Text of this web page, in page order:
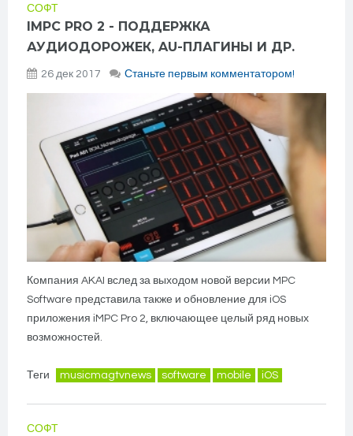
СОФТ
IMPC PRO 2 - ПОДДЕРЖКА
АУДИОДОРОЖЕК, AU-ПЛАГИНЫ И ДР.
26 дек 2017 Станьте первым комментатором!
Компания AKAI вслед за выходом новой версии MPC
Software представила также и обновление для iOS
приложения iMPC Pro 2, включающее целый ряд новых
возможностей.
Теги musicmagtvnews software mobile iOS
СОФТ